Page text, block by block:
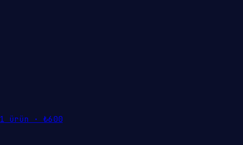
1 ürün ·₺600